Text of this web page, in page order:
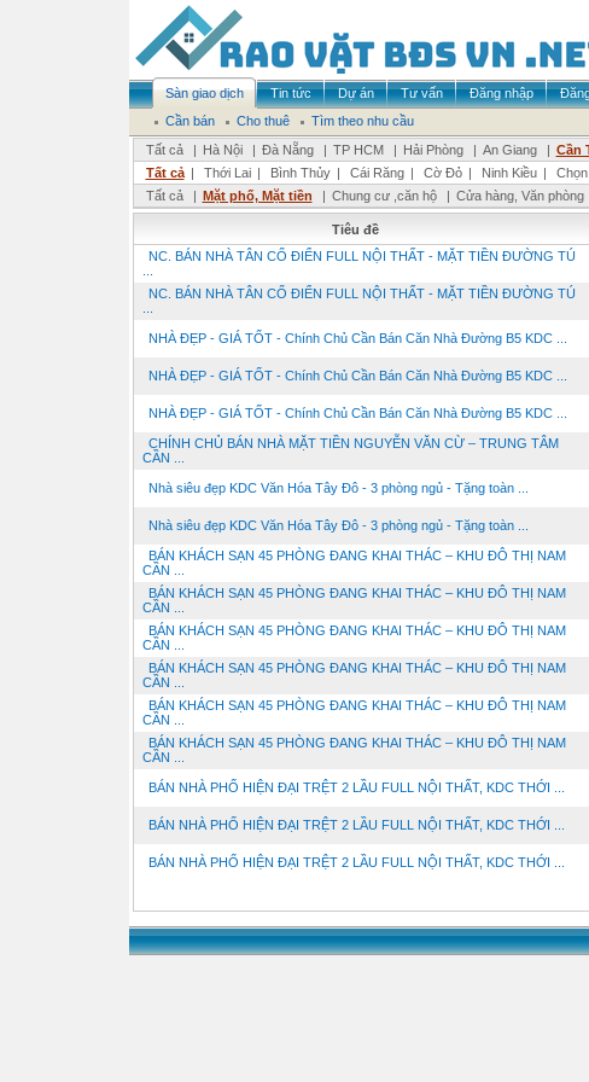
Sàn giao dịch Tin tức Dự án Tư vấn Đăng nhập
Cần bán
Cho thuê
Tìm theo nhu cầu
Tất cả
| Hà Nội | Đà Nẵng | TP HCM | Hải Phòng | An Giang | Cần
Tất cả | Thới Lai | Bình Thủy | Cái Răng | Cờ Đỏ | Ninh Kiều |
Tất cả
| Mặt phố, Mặt tiền | Chung cư ,căn hộ | Cửa hàng, Văn phòng
Tiêu đề
NC. BÁN NHÀ TÂN CỔ ĐIỂN FULL NỘI THẤT - MẶT TIỀN ĐƯỜNG TÚ
NC. BÁN NHÀ TÂN CỔ ĐIỂN FULL NỘI THẤT - MẶT TIỀN ĐƯỜNG TÚ
NHÀ ĐẸP - GIÁ TỐT - Chính Chủ Cần Bán Căn Nhà Đường B5 KDC ...
NHÀ ĐẸP - GIÁ TỐT - Chính Chủ Cần Bán Căn Nhà Đường B5 KDC ...
NHÀ ĐẸP - GIÁ TỐT - Chính Chủ Cần Bán Căn Nhà Đường B5 KDC ...
CHÍNH CHỦ BÁN NHÀ MẶT TIỀN NGUYỄN VĂN CỪ – TRUNG TÂM
CẦN ...
Nhà siêu đẹp KDC Văn Hóa Tây Đô - 3 phòng ngủ - Tặng toàn ...
Nhà siêu đẹp KDC Văn Hóa Tây Đô - 3 phòng ngủ - Tặng toàn ...
BÁN KHÁCH SẠN 45 PHÒNG ĐANG KHAI THÁC – KHU ĐÔ THỊ NAM
CẦN ...
BÁN KHÁCH SẠN 45 PHÒNG ĐANG KHAI THÁC – KHU ĐÔ THỊ NAM
CẦN ...
BÁN KHÁCH SẠN 45 PHÒNG ĐANG KHAI THÁC – KHU ĐÔ THỊ NAM
CẦN ...
BÁN KHÁCH SẠN 45 PHÒNG ĐANG KHAI THÁC – KHU ĐÔ THỊ NAM
CẦN ...
BÁN KHÁCH SẠN 45 PHÒNG ĐANG KHAI THÁC – KHU ĐÔ THỊ NAM
CẦN ...
BÁN KHÁCH SẠN 45 PHÒNG ĐANG KHAI THÁC – KHU ĐÔ THỊ NAM
CẦN ...
BÁN NHÀ PHỐ HIỆN ĐẠI TRỆT 2 LẦU FULL NỘI THẤT, KDC THỚI ...
BÁN NHÀ PHỐ HIỆN ĐẠI TRỆT 2 LẦU FULL NỘI THẤT, KDC THỚI ...
BÁN NHÀ PHỐ HIỆN ĐẠI TRỆT 2 LẦU FULL NỘI THẤT, KDC THỚI ...